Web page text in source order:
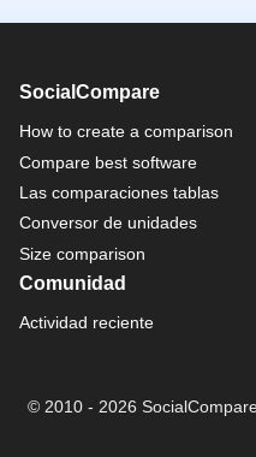
SocialCompare
How to create a comparison
Compare best software
Las comparaciones tablas
Conversor de unidades
Size comparison
Comunidad
Actividad reciente
© 2010 - 2026